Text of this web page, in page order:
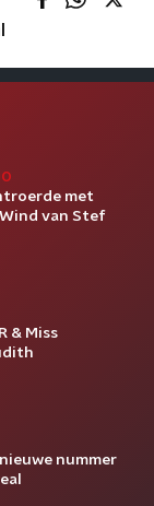
met
van Stef
& Miss
nummer